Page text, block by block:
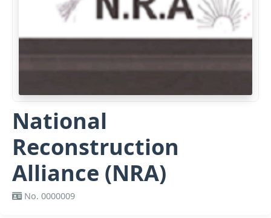
National
Reconstruction
Alliance (NRA)
No. 0000009